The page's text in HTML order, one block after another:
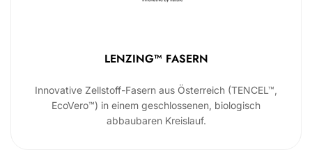
LENZING™ FASERN
Innovative Zellstoff-Fasern aus Österreich (TENCEL™,
EcoVero™) in einem geschlossenen, biologisch
abbaubaren Kreislauf.